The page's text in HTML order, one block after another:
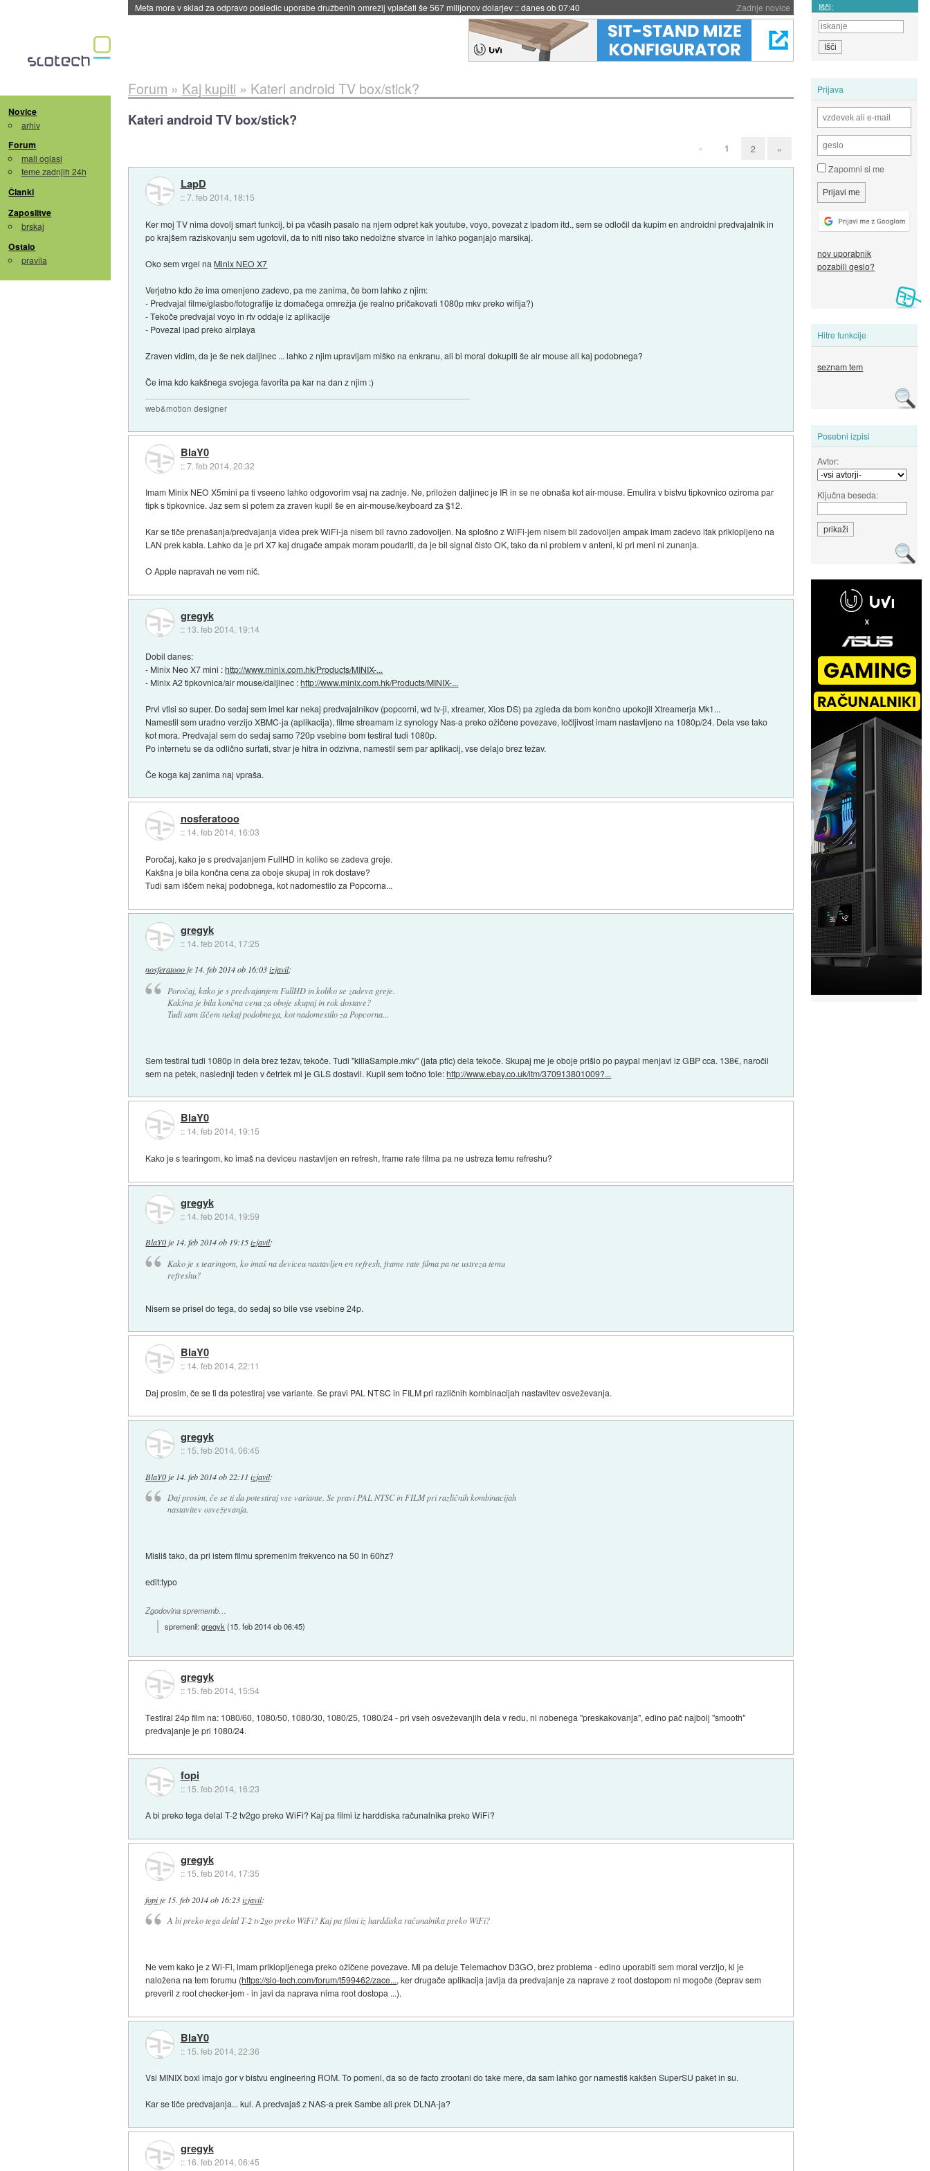
Zadnje novice
ByteDance trenira največji model umetne inteligence doslej::včeraj ob 21:37 Išči:
Novice
arhiv
Forum
mali oglasi
teme zadnjih 24h
Članki
Zaposlitve
brskaj
Ostalo
pravila
Prijava
Zapomni si me
nov uporabnik
pozabili geslo?
Hitre funkcije
seznam tem
Posebni izpisi
Avtor:
Ključna beseda:
Forum » Kaj kupiti » Kateri android TV box/stick?
Kateri android TV box/stick?
« 1 2 »
LapD
::7. feb 2014, 18:15
Ker moj TV nima dovolj smart funkcij, bi pa včasih pasalo na njem odpret kak youtube, voyo, povezat z ipadom itd., sem se odločil da kupim en androidni predvajalnik in
po krajšem raziskovanju sem ugotovil, da to niti niso tako nedolžne stvarce in lahko poganjajo marsikaj.
Oko sem vrgel na Minix NEO X7
Verjetno kdo že ima omenjeno zadevo, pa me zanima, če bom lahko z njim:
- Predvajal filme/glasbo/fotografije iz domačega omrežja (je realno pričakovati 1080p mkv preko wifija?)
- Tekoče predvajal voyo in rtv oddaje iz aplikacije
- Povezal ipad preko airplaya
Zraven vidim, da je še nek daljinec ... lahko z njim upravljam miško na enkranu, ali bi moral dokupiti še air mouse ali kaj podobnega?
Če ima kdo kakšnega svojega favorita pa kar na dan z njim :)
web&motion designer
BlaY0
::7. feb 2014, 20:32
Imam Minix NEO X5mini pa ti vseeno lahko odgovorim vsaj na zadnje. Ne, priložen daljinec je IR in se ne obnaša kot air-mouse. Emulira v bistvu tipkovnico oziroma par
tipk s tipkovnice. Jaz sem si potem za zraven kupil še en air-mouse/keyboard za $12.
Kar se tiče prenašanja/predvajanja videa prek WiFi-ja nisem bil ravno zadovoljen. Na splošno z WiFi-jem nisem bil zadovoljen ampak imam zadevo itak priklopljeno na
LAN prek kabla. Lahko da je pri X7 kaj drugače ampak moram poudariti, da je bil signal čisto OK, tako da ni problem v anteni, ki pri meni ni zunanja.
O Apple napravah ne vem nič.
gregyk
:: 13. feb 2014, 19:14
Dobil danes:
- Minix Neo X7 mini :http://www.minix.com.hk/Products/MINIX-...
- Minix A2 tipkovnica/air mouse/daljinec :http://www.minix.com.hk/Products/MINIX-...
Prvi vtisi so super. Do sedaj sem imel kar nekaj predvajalnikov (popcorni, wd tv-ji, xtreamer, Xios DS) pa zgleda da bom končno upokojil Xtreamerja Mk1...
Namestil sem uradno verzijo XBMC-ja (aplikacija), filme streamam iz synology Nas-a preko ožičene povezave, ločljivost imam nastavljeno na 1080p/24. Dela vse tako
kot mora. Predvajal sem do sedaj samo 720p vsebine bom testiral tudi 1080p.
Po internetu se da odlično surfati, stvar je hitra in odzivna, namestil sem par aplikacij, vse delajo brez težav.
Če koga kaj zanima naj vpraša.
nosferatooo
:: 14. feb 2014, 16:03
Poročaj, kako je s predvajanjem FullHD in koliko se zadeva greje.
Kakšna je bila končna cena za oboje skupaj in rok dostave?
Tudi sam iščem nekaj podobnega, kot nadomestilo za Popcorna...
gregyk
:: 14. feb 2014, 17:25
nosferatoooje 14. feb 2014 ob 16:03 izjavil:
Poročaj, kako je s predvajanjem FullHD in koliko se zadeva greje.
Kakšna je bila končna cena za oboje skupaj in rok dostave?
Tudi sam iščem nekaj podobnega, kot nadomestilo za Popcorna...
Sem testiral tudi 1080p in dela brez težav, tekoče. Tudi "killaSample.mkv" (jata ptic) dela tekoče. Skupaj me je oboje prišlo po paypal menjavi iz GBP cca. 138€, naročil
sem na petek, naslednji teden v četrtek mi je GLS dostavil. Kupil sem točno tole:http://www.ebay.co.uk/itm/370913801009?...
BlaY0
:: 14. feb 2014, 19:15
Kako je s tearingom, ko imaš na deviceu nastavljen en refresh, frame rate filma pa ne ustreza temu refreshu?
gregyk
:: 14. feb 2014, 19:59
BlaY0je 14. feb 2014 ob 19:15 izjavil:
Kako je s tearingom, ko imaš na deviceu nastavljen en refresh, frame rate filma pa ne ustreza temu
refreshu?
Nisem se prisel do tega, do sedaj so bile vse vsebine 24p.
BlaY0
:: 14. feb 2014, 22:11
Daj prosim, če se ti da potestiraj vse variante. Se pravi PAL NTSC in FILM pri različnih kombinacijah nastavitev osveževanja.
gregyk
:: 15. feb 2014, 06:45
BlaY0 je 14. feb 2014 ob 22:11 izjavil:
Daj prosim, če se ti da potestiraj vse variante. Se pravi PAL NTSC in FILM pri različnih kombinacijah
nastavitev osveževanja.
Misliš tako, da pri istem filmu spremenim frekvenco na 50 in 60hz?
edit:typo
Zgodovina sprememb…
spremenil:gregyk (15. feb 2014 ob 06:45)
gregyk
:: 15. feb 2014, 15:54
Testiral 24p film na: 1080/60, 1080/50, 1080/30, 1080/25, 1080/24 - pri vseh osveževanjih dela v redu, ni nobenega "preskakovanja", edino pač najbolj "smooth"
predvajanje je pri 1080/24.
fopi
:: 15. feb 2014, 16:23
A bi preko tega delal T-2 tv2go preko WiFi? Kaj pa filmi iz harddiska računalnika preko WiFi?
gregyk
:: 15. feb 2014, 17:35
fopije 15. feb 2014 ob 16:23 izjavil:
A bi preko tega delal T-2 tv2go preko WiFi? Kaj pa filmi iz harddiska računalnika preko WiFi?
Ne vem kako je z Wi-Fi, imam priklopljenega preko ožičene povezave. Mi pa deluje Telemachov D3GO, brez problema - edino uporabiti sem moral verzijo, ki je
naložena na tem forumu (https://slo-tech.com/forum/t599462/zace..., ker drugače aplikacija javlja da predvajanje za naprave z root dostopom ni mogoče (čeprav sem
preveril z root checker-jem - in javi da naprava nima root dostopa ...).
BlaY0
:: 15. feb 2014, 22:36
Vsi MINIX boxi imajo gor v bistvu engineering ROM. To pomeni, da so de facto zrootani do take mere, da sam lahko gor namestiš kakšen SuperSU paket in su.
Kar se tiče predvajanja... kul. A predvajaš z NAS-a prek Sambe ali prek DLNA-ja?
gregyk
:: 16. feb 2014, 06:45